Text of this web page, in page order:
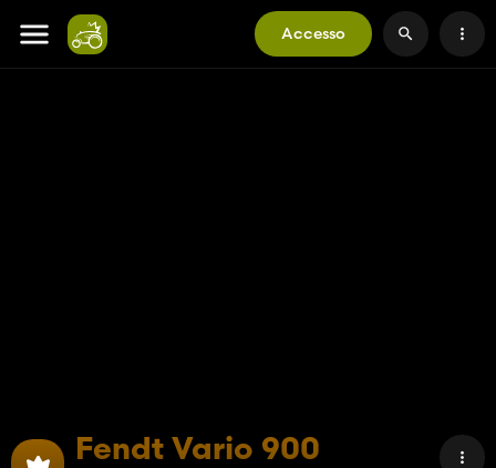
Accesso
Fendt Vario 900